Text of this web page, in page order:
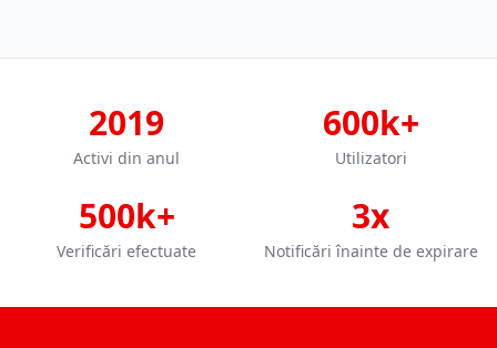
2019
Activi din anul
600k+
Utilizatori
500k+
Verificări efectuate
3x
Notificări înainte de expirare